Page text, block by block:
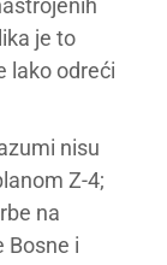
je to
lako odreći
nisu
Z-4;
na
Bosne i